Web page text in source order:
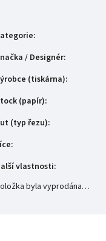
:
/ Designér:
(tiskárna):
(papír):
(typ řezu):
:
vlastnosti:
byla vyprodána…